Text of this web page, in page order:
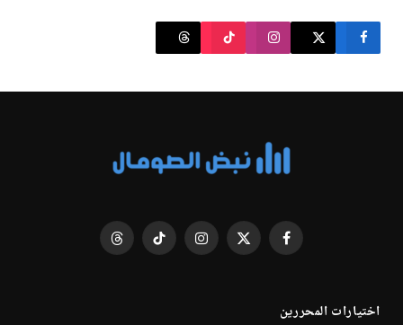
فيسبوك X
الانستغرامتيكتوك Threads
اختيارات المحررين